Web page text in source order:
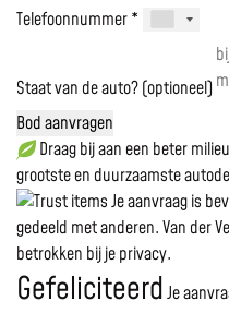
Telefoonnummer *
Staat van de auto? (optioneel)
Bod aanvragen
Draag bij aan een beter
grootste en duurzaamste
Je aanvraag is
gedeeld met anderen. Van der
betrokken bij je privacy.
GefeliciteerdJe